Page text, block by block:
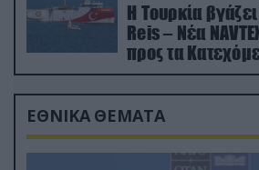
Η Τουρκία
Reis – Νέα
προς τα
ΕΘΝΙΚΑ ΘΕΜΑΤΑ